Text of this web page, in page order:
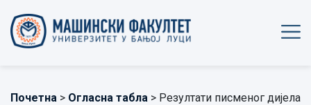
Почетна > Огласна табла > Резултати писменог дијела